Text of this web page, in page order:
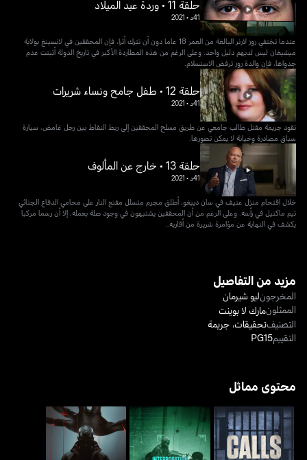
حلقة 11 • وردة عيد الميلاد
41د •
2021
عندما تختفي روز لارنر البالغة من العمر 18 عاما دون أن تترك أثرا، فإن المحققين في لانسينغ بولاية
ميشيغان ليس لديهم دليل واحد. وعلى الرغم من هذه المطاردة الأكبر في تاريخ الدولة أثبتت عدم
جدواها، فإن والدة روز ترفض الاستسلام.
حلقة 12 • طفل جامح ونساء شريرات
41د •
2021
تقود جريمة مقتل طالب جامعي عن طريق مسلح المحققين إلى ربط النقاط بين رجل غامض، سيارة
سباق مصادرة وخيانة لا يمكن تصورها.
حلقة 13 • خارج عن المألوف
41د •
2021
خلال اقتحام منزل عنيف في سان دييغو، أطلق مجرم متسلل مقنع النار على محامي الدفاع الجنائي
تيم ماكنيل في رأسه. وعلى الرغم من أن المحققين يشتبهون في وجود صلة بعمله، إلا أن رسما مركبا
يكشف في النهاية عن مؤامرة شريرة من أقاربه..
مزيد من التفاصيل
المخرجونليو شيرمان
الممثلونمارك لا بوينت
التصنيفتحقيقات، جريمة
التقييمPG15
محتوى مماثل